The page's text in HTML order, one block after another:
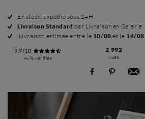
En stock, expédié sous 24H
Livraison Standard par Livraison en Galerie :
Livraison estimée entre le 10/08 et le 14/08
9,7/10
Avis vérifiés
2 992
vues